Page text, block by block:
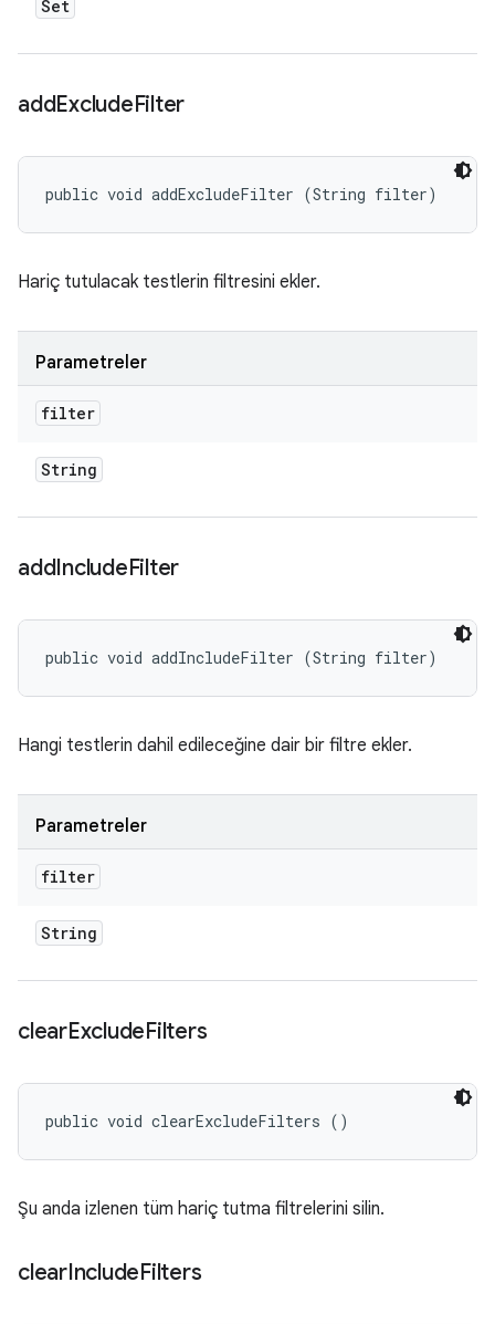
Set
addExcludeFilter
public void addExcludeFilter (String filter)
Hariç tutulacak testlerin filtresini ekler.
Parametreler
filter
String
addIncludeFilter
public void addIncludeFilter (String filter)
Hangi testlerin dahil edileceğine dair bir filtre ekler.
Parametreler
filter
String
clearExcludeFilters
public void clearExcludeFilters ()
Şu anda izlenen tüm hariç tutma filtrelerini silin.
clearIncludeFilters